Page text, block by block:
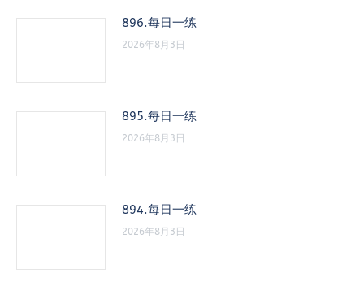
896.每日一练
2026年8月3日
895.每日一练
2026年8月3日
894.每日一练
2026年8月3日